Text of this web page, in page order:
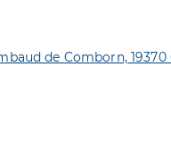
de Comborn,